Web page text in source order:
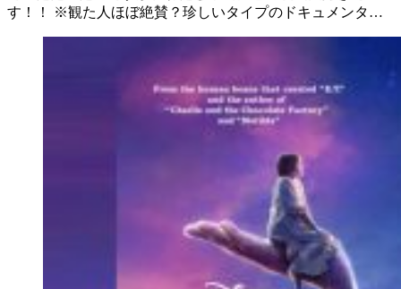
す！！ ※観た人ほぼ絶賛？珍しいタイプのドキュメンタ…